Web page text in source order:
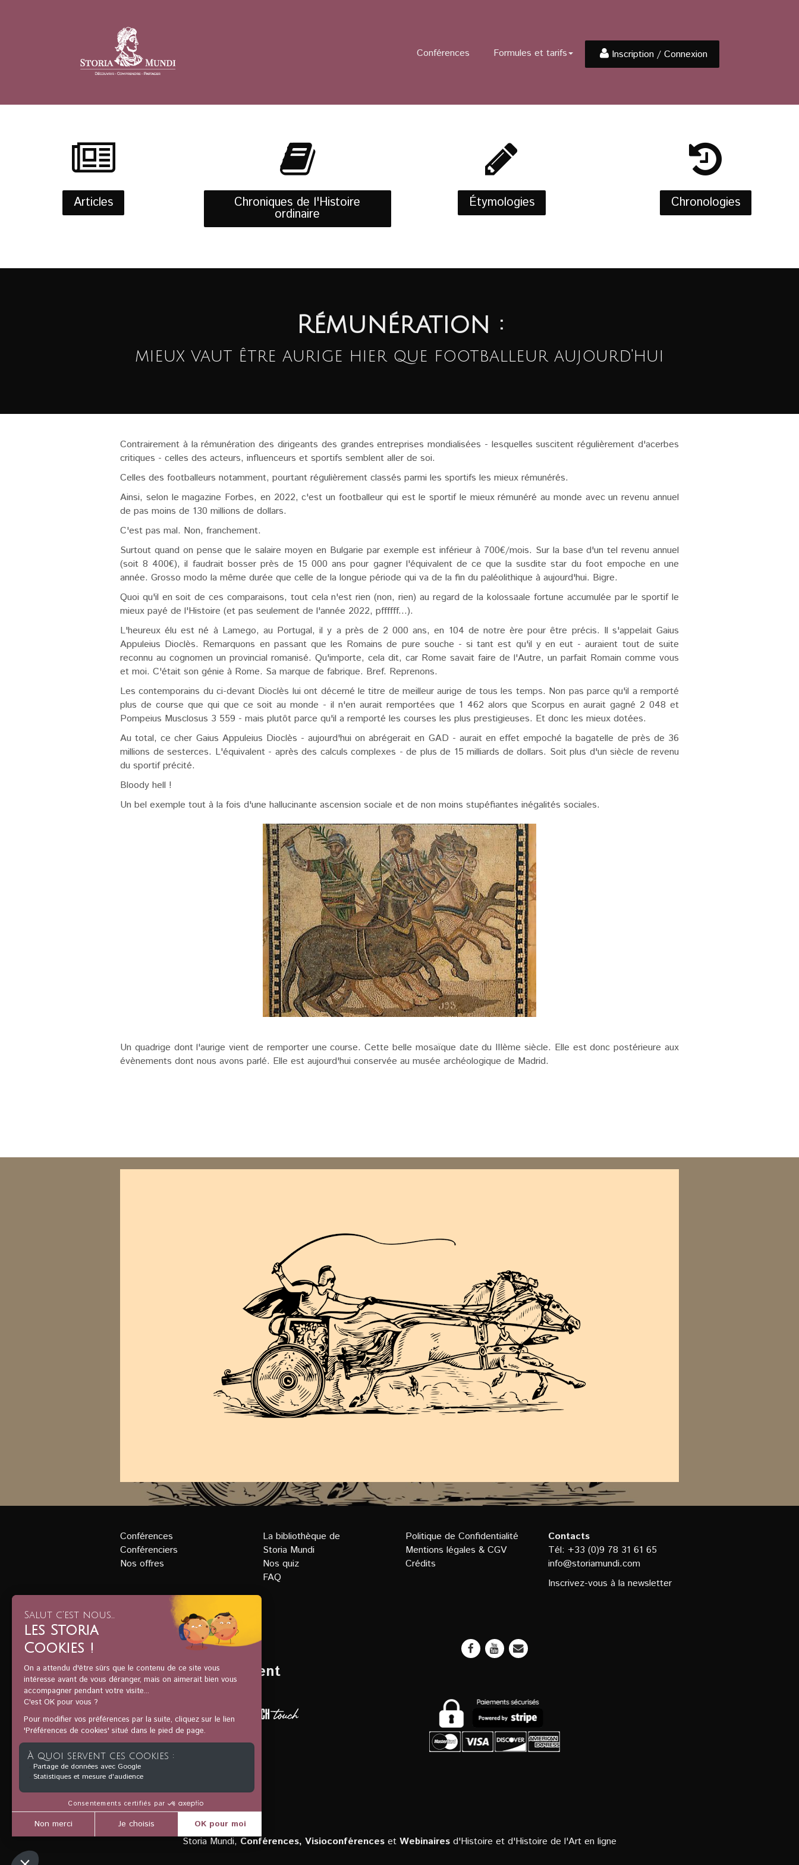
Conférences Formules et tarifs Inscription / Connexion
Articles Chroniques de l'Histoire
ordinaire
Étymologies Chronologies
Rémunération :
mieux vaut être aurige hier que footballeur aujourd'hui
Contrairement à la rémunération des dirigeants des grandes entreprises mondialisées - lesquelles suscitent régulièrement d'acerbes
critiques - celles des acteurs, influenceurs et sportifs semblent aller de soi.
Celles des footballeurs notamment, pourtant régulièrement classés parmi les sportifs les mieux rémunérés.
Ainsi, selon le magazine Forbes, en 2022, c'est un footballeur qui est le sportif le mieux rémunéré au monde avec un revenu annuel
de pas moins de 130 millions de dollars.
C'est pas mal. Non, franchement.
Surtout quand on pense que le salaire moyen en Bulgarie par exemple est inférieur à 700€/mois. Sur la base d'un tel revenu annuel
(soit 8 400€), il faudrait bosser près de 15 000 ans pour gagner l'équivalent de ce que la susdite star du foot empoche en une
année. Grosso modo la même durée que celle de la longue période qui va de la fin du paléolithique à aujourd'hui. Bigre.
Quoi qu'il en soit de ces comparaisons, tout cela n'est rien (non, rien) au regard de la kolossaale fortune accumulée par le sportif le
mieux payé de l'Histoire (et pas seulement de l'année 2022, pffffff...).
L'heureux élu est né à Lamego, au Portugal, il y a près de 2 000 ans, en 104 de notre ère pour être précis. Il s'appelait Gaius
Appuleius Dioclès. Remarquons en passant que les Romains de pure souche - si tant est qu'il y en eut - auraient tout de suite
reconnu au cognomen un provincial romanisé. Qu'importe, cela dit, car Rome savait faire de l'Autre, un parfait Romain comme vous
et moi. C'était son génie à Rome. Sa marque de fabrique. Bref. Reprenons.
Les contemporains du ci-devant Dioclès lui ont décerné le titre de meilleur aurige de tous les temps. Non pas parce qu'il a remporté
plus de course que qui que ce soit au monde - il n'en aurait remportées que 1 462 alors que Scorpus en aurait gagné 2 048 et
Pompeius Musclosus 3 559 - mais plutôt parce qu'il a remporté les courses les plus prestigieuses. Et donc les mieux dotées.
Au total, ce cher Gaius Appuleius Dioclès - aujourd'hui on abrégerait en GAD - aurait en effet empoché la bagatelle de près de 36
millions de sesterces. L'équivalent - après des calculs complexes - de plus de 15 milliards de dollars. Soit plus d'un siècle de revenu
du sportif précité.
Bloody hell !
Un bel exemple tout à la fois d'une hallucinante ascension sociale et de non moins stupéfiantes inégalités sociales.
Un quadrige dont l'aurige vient de remporter une course. Cette belle mosaïque date du IIIème siècle. Elle est donc postérieure aux
évènements dont nous avons parlé. Elle est aujourd'hui conservée au musée archéologique de Madrid.
Conférences
Conférenciers
Nos offres
La bibliothèque de
Storia Mundi
Nos quiz
FAQ
Politique de Confidentialité
Mentions légales & CGV
Crédits
Contacts
Tél: +33 (0)9 78 31 61 65
info@storiamundi.com
Inscrivez-vous à la newsletter
Ils nous soutiennent
Storia Mundi, Conférences, Visioconférences et Webinaires d'Histoire et d'Histoire de l'Art en ligne